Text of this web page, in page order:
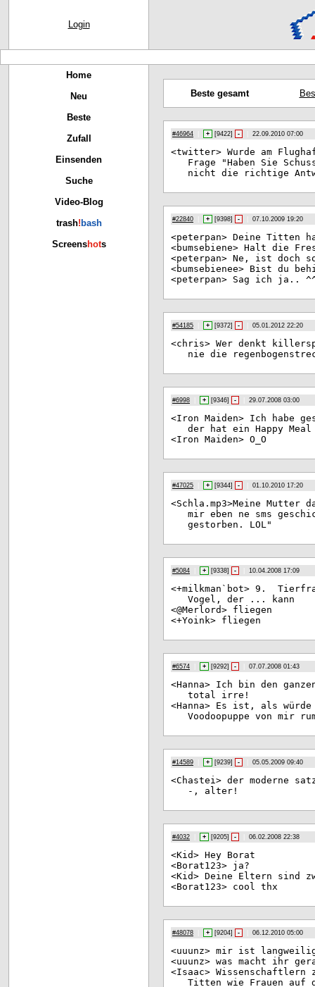
Login
Home
Neu
Beste
Zufall
Einsenden
Suche
Video-Blog
trash! bash
Screenshots
Beste gesamt
#46964 + [9422] - 22.09.2010 07:00
<twitter> Wurde am
Frage "Haben Sie
nicht die richtige
#22840 + [9398] - 07.10.2009 19:20
<peterpan> Deine Titten
<bumsebiene> Halt die
<peterpan> Ne, ist doch
<bumsebienee> Bist du
<peterpan> Sag ich ja..
#54185 + [9372] - 05.01.2012 22:20
<ch ris> Wer denkt
nie die
#6998 + [9346] - 29.07.2008 03:00
<Iron Maiden> Ich habe
der hat ein Happy
<Iron Maiden> O_O
#47025 + [9344] - 01.10.2010 17:20
<Sc hla.mp3>Meine
mir eben ne sms
gestorben. LOL"
#5084 + [9338] - 10.04.2008 17:09
<+milkman`bot> 9.
Vogel, der ... kann
<@Merlord> fliegen
<+Yoink> fliegen
#6574 + [9292] - 07.07.2008 01:43
<Hanna> Ich bin den
total irre!
<Hanna> Es ist, als
Voodoopuppe von mir
#14589 + [9239] - 05.05.2009 09:40
<Chastei> der moderne
-, alter!
#4032 + [9205] - 06.02.2008 22:38
<Kid> Hey Borat
<Bo rat123> ja?
<Kid> Deine Eltern sind
<Bo rat123> cool thx
#48078 + [9204] - 06.12.2010 05:00
<uuunz> mir ist
<uuunz> was macht ihr
<Isaac>
Titten wie Frauen auf